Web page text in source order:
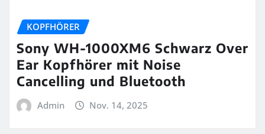
KOPFHÖRER
Sony WH-1000XM6 Schwarz Over
Ear Kopfhörer mit Noise
Cancelling und Bluetooth
Admin Nov. 14, 2025